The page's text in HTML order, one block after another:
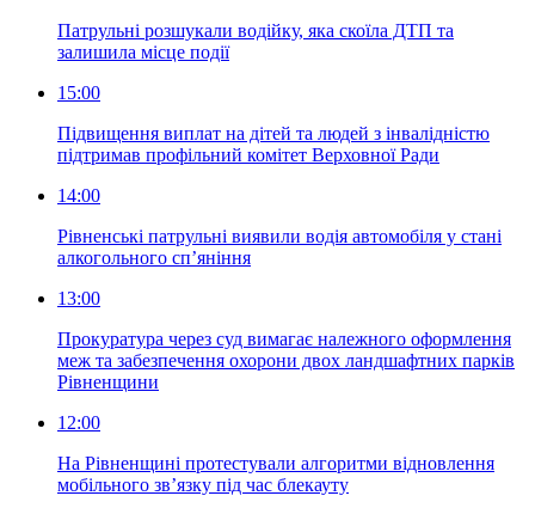
Патрульні розшукали водійку, яка скоїла ДТП та
залишила місце події
15:00
Підвищення виплат на дітей та людей з інвалідністю
підтримав профільний комітет Верховної Ради
14:00
Рівненські патрульні виявили водія автомобіля у стані
алкогольного сп’яніння
13:00
Прокуратура через суд вимагає належного оформлення
меж та забезпечення охорони двох ландшафтних парків
Рівненщини
12:00
На Рівненщині протестували алгоритми відновлення
мобільного зв’язку під час блекауту